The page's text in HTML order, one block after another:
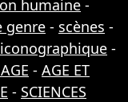
humaine -
genre - scènes -
-
- AGE ET
- SCIENCES